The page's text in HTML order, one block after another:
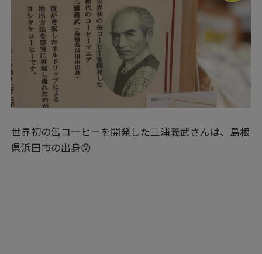
世界初の缶コーヒーを開発した三浦義武さんは、島根
県浜田市の出身😲